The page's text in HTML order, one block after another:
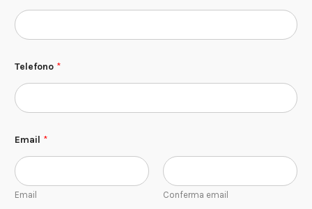
p
n
t
o
e
S
u
Telefono *
Email *
Email Conferma email